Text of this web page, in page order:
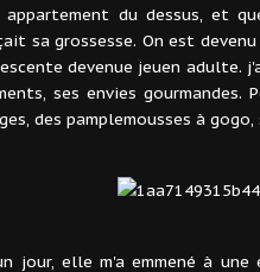
appartement du dessus, et
sa grossesse. On est
devenue jeuen adulte.
ses envies gourmandes.
des pamplemousses à
jour, elle m'a emmené à